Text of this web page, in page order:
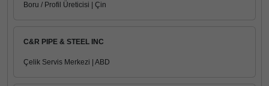
Boru / Profil Üreticisi | Çin
C&R PIPE & STEEL INC
Çelik Servis Merkezi | ABD